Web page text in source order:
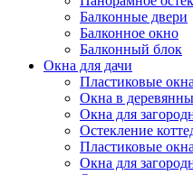
Балконные двери
Балконное окно
Балконный блок
Окна для дачи
Пластиковые
Окна в
Окна для
Остекление
Пластиковые
Окна для